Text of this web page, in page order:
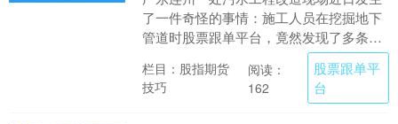
了一件奇怪的事情：施工人员在挖掘地下
管道时股票跟单平台，竟然发现了多条活
鱼，其中一些个体重量超过20斤。从现场
视频来看，除了....
栏目：股指期货
技巧
阅读：
162
股票跟单平
台